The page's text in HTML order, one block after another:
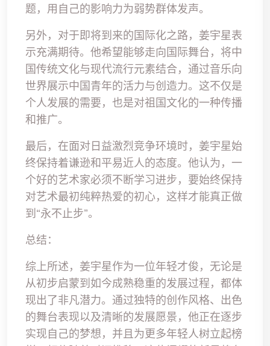
题，用自己的影响力为弱势群体发声。
另外，对于即将到来的国际化之路，姜宇星表
示充满期待。他希望能够走向国际舞台，将中
国传统文化与现代流行元素结合，通过音乐向
世界展示中国青年的活力与创造力。这不仅是
个人发展的需要，也是对祖国文化的一种传播
和推广。
最后，在面对日益激烈竞争环境时，姜宇星始
终保持着谦逊和平易近人的态度。他认为，一
个好的艺术家必须不断学习进步，要始终保持
对艺术最初纯粹热爱的初心，这样才能真正做
到“永不止步”。
总结：
综上所述，姜宇星作为一位年轻才俊，无论是
从初步启蒙到如今成熟稳重的发展过程，都体
现出了非凡潜力。通过独特的创作风格、出色
的舞台表现以及清晰的发展愿景，他正在逐步
实现自己的梦想，并且为更多年轻人树立起榜